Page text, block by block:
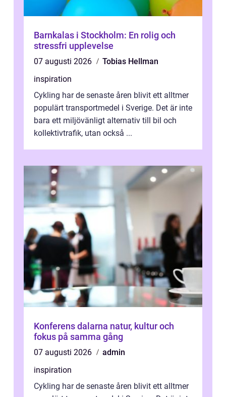
Barnkalas i Stockholm: En rolig och
stressfri upplevelse
07 augusti 2026
Tobias Hellman
inspiration
Cykling har de senaste åren blivit ett alltmer
populärt transportmedel i Sverige. Det är inte
bara ett miljövänligt alternativ till bil och
kollektivtrafik, utan också ...
Konferens dalarna natur, kultur och
fokus på samma gång
07 augusti 2026
admin
inspiration
Cykling har de senaste åren blivit ett alltmer